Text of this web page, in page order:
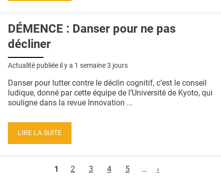
DÉMENCE : Danser pour ne pas
décliner
Actualité publiée il y a 1 semaine 3 jours
Danser pour lutter contre le déclin cognitif, c’est le conseil
ludique, donné par cette équipe de l’Université de Kyoto, qui
souligne dans la revue Innovation ...
LIRE LA SUITE
1
2 3 4 5 … ›